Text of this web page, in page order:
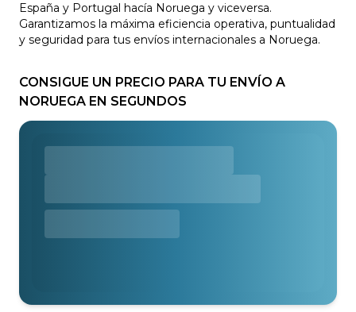
España y Portugal hacía Noruega y viceversa.
Garantizamos la máxima eficiencia operativa, puntualidad
y seguridad para tus envíos internacionales a Noruega.
CONSIGUE UN PRECIO PARA TU ENVÍO A
NORUEGA EN SEGUNDOS